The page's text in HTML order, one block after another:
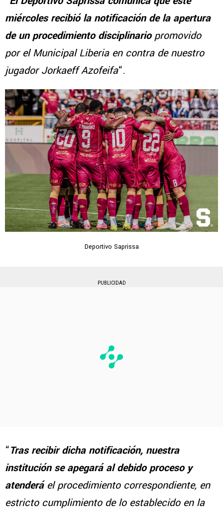
miércoles recibió la notificación de la apertura
de un procedimiento disciplinariopromovido
por el Municipal Liberia en contra de nuestro
jugador Jorkaeff Azofeifa“.
Deportivo Saprissa
PUBLICIDAD
“Tras recibir dicha notificación, nuestra
institución se apegará al debido proceso y
atenderá el procedimiento correspondiente, en
estricto cumplimiento de lo establecido en la